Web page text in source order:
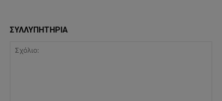
ΣΥΛΛΥΠΗΤΗΡΙΑ